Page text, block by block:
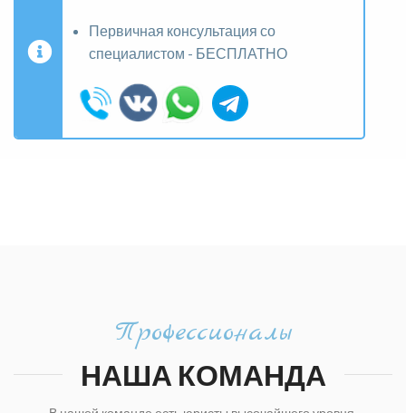
Первичная консультация со
специалистом - БЕСПЛАТНО
Профессионалы
НАША КОМАНДА